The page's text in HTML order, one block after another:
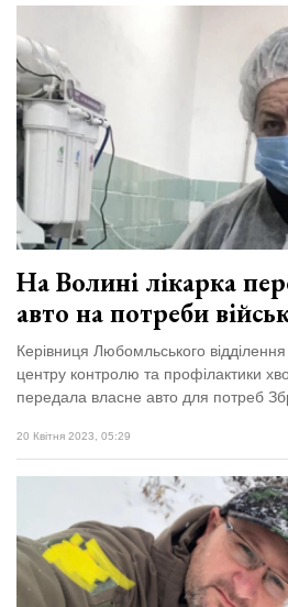
На Волині лікарка
авто на потреби
Керівниця Любомльського
центру контролю та профілактики
передала власне авто для потреб
20 Квітня 2023, 05:29